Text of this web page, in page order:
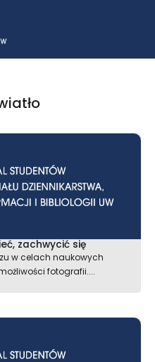
zachwycić się
w celach naukowych
fotografii....